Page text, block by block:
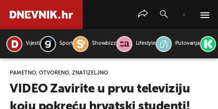
Vijesti Sport Showbizz Lifestyle Putovanja
PAMETNO, OTVORENO, ZNATIŽELJNO
VIDEO Zavirite u prvu televiziju
PRETRAŽITE VIJESTI